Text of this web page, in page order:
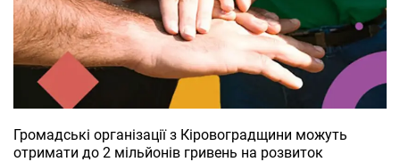
Громадські організації з Кіровоградщини можуть
отримати до 2 мільйонів гривень на розвиток